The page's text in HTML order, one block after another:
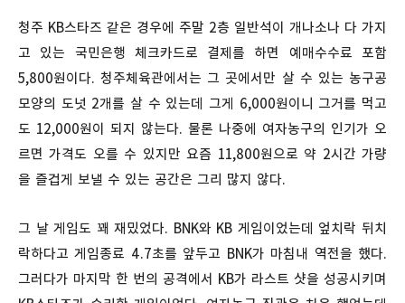
청주 KB스타즈 같은 경우에 주말 2층 일반석이 개나소나 다 가지
고 있는 국민은행 체크카드로 결제를 하면 예매수수료 포함
5,800원이다. 청주체육관에서는 그 곳에서만 살 수 있는 농구공
모양의 도넛 2개를 살 수 있는데 그게 6,000원이니 그거를 먹고
도 12,000원이 되지 않는다. 물론 나중에 여자농구의 인기가 오
르면 가격도 오를 수 있지만 요즘 11,800원으로 약 2시간 가량
을 즐겁게 보낼 수 있는 공간은 그리 많지 않다.
그 날 게임도 꽤 재밌었다. BNK와 KB 게임이었는데 엎치락 뒤치
락하다고 게임종료 4.7초를 앞두고 BNK가 마침내 역전을 했다.
그러다가 마지막 한 번의 공격에서 KB가 라스트 샷을 성공시키며